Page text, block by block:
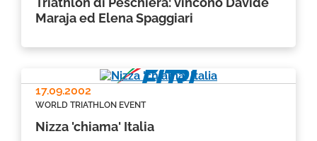
Maraja ed Elena Spaggiari
17.09.2002
WORLD TRIATHLON EVENT
Nizza 'chiama' Italia